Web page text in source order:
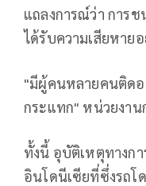
แถลงการณ์ว่า การ
ได้รับความเสียหาย
"มีผู้คนหลายคนติดอ
กระแทก" หน่วยงาน
ทั้งนี้ อุบัติเหตุทางก
อินโดนีเซียที่ซึ่งรถโ